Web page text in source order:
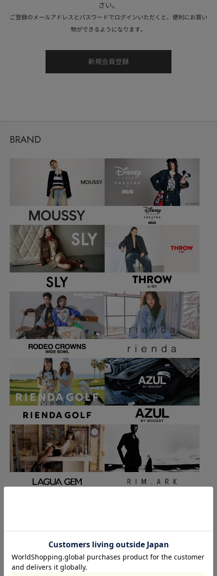
さい。
ご登録のメールアドレスとパスワードでログインいただくと、便利にお買い
物ができるようになります。
BRAND